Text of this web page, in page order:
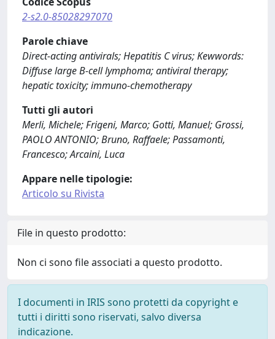
2-s2.0-85028297070
Parole chiave
Direct-acting antivirals; Hepatitis C virus; Kewwords:
Diffuse large B-cell lymphoma; antiviral therapy;
hepatic toxicity; immuno-chemotherapy
Tutti gli autori
Merli, Michele; Frigeni, Marco; Gotti, Manuel; Grossi,
PAOLO ANTONIO; Bruno, Raffaele; Passamonti,
Francesco; Arcaini, Luca
Appare nelle tipologie:
Articolo su Rivista
File in questo prodotto:
Non ci sono file associati a questo prodotto.
I documenti in IRIS sono protetti da copyright e
tutti i diritti sono riservati, salvo diversa
indicazione.